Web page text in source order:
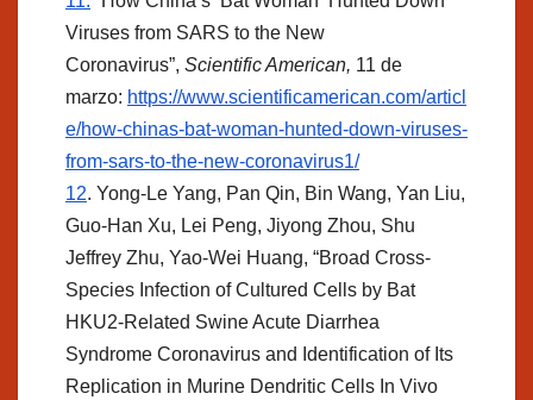
Viruses from SARS to the New
Coronavirus”, Scientific American, 11 de
marzo: https://www.scientificamerican.com/articl
e/how-chinas-bat-woman-hunted-down-viruses-
from-sars-to-the-new-coronavirus1/
12. Yong-Le Yang, Pan Qin, Bin Wang, Yan Liu,
Guo-Han Xu, Lei Peng, Jiyong Zhou, Shu
Jeffrey Zhu, Yao-Wei Huang, “Broad Cross-
Species Infection of Cultured Cells by Bat
HKU2-Related Swine Acute Diarrhea
Syndrome Coronavirus and Identification of Its
Replication in Murine Dendritic Cells In Vivo